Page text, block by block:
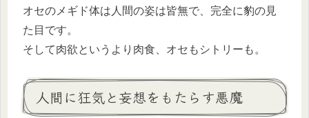
オセのメギド体は人間の姿は皆無で、完全に豹の見
た目です。
そして肉欲というより肉食、オセもシトリーも。
人間に狂気と妄想をもたらす悪魔